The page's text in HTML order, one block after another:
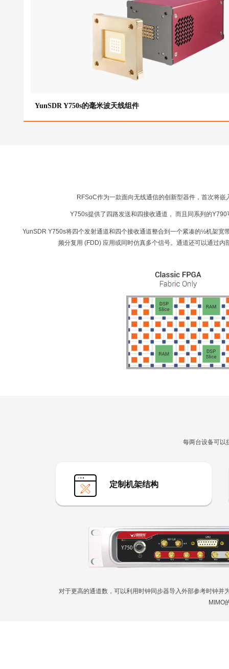
每两台设备可以
定制机架结构
对于更高的通道数，可以利用时钟同步器导入外部参考时钟
MIMO
RFSoC作为一款面向无线通信的创新型器件，首次将
Y750s提供了四路发送和四接收通道， 而且同系列的
YunSDR Y750s将四个发射通道和四个接收通道整合到一个紧凑的½机架宽
频分复用 (FDD) 应用或同时仿真多个信号。通道还可以通过
YunSDR Y750s的毫米波天线组件